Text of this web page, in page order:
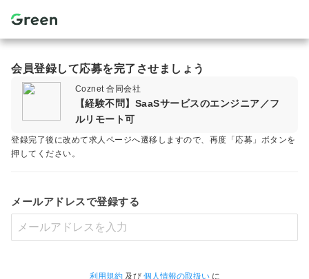
会員登録して応募を完了させましょう
Coznet 合同会社
【経験不問】SaaSサービスのエンジニア／フ
ルリモート可
登録完了後に改めて求人ページへ遷移しますので、再度「応募」ボタンを
押してください。
メールアドレスで登録する
利用規約及び 個人情報の取扱いに